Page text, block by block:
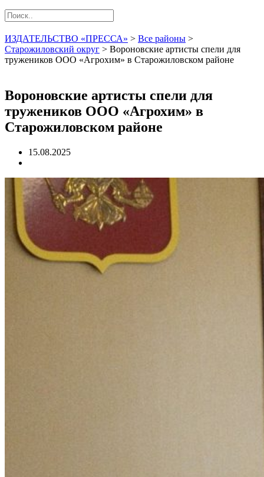
ИЗДАТЕЛЬСТВО «ПРЕССА» > Все районы >
Старожиловский округ > Вороновские артисты спели для
тружеников ООО «Агрохим» в Старожиловском районе
Вороновские артисты спели для
тружеников ООО «Агрохим» в
Старожиловском районе
15.08.2025